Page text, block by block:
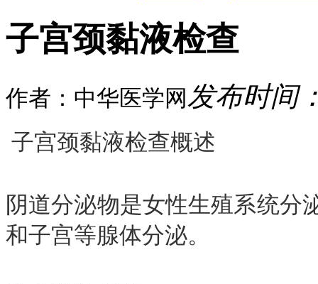
子宫颈黏液检查
作者：中华医学网发布时间
子宫颈黏液检查概述
阴道分泌物是女性生殖系统分
和子宫等腺体分泌。